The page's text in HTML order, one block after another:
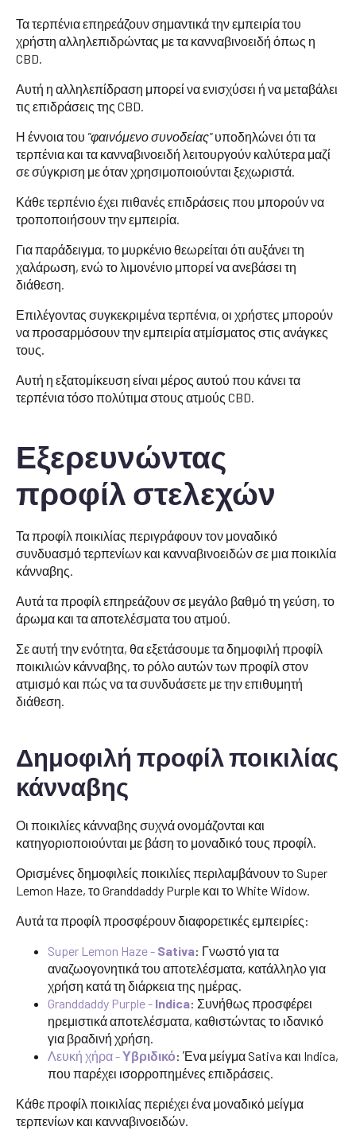
Τα τερπένια επηρεάζουν σημαντικά την εμπειρία του
χρήστη αλληλεπιδρώντας με τα κανναβινοειδή όπως η
CBD.
Αυτή η αλληλεπίδραση μπορεί να ενισχύσει ή να μεταβάλει
τις επιδράσεις της CBD.
Η έννοια του "φαινόμενο συνοδείας"υποδηλώνει ότι τα
τερπένια και τα κανναβινοειδή λειτουργούν καλύτερα μαζί
σε σύγκριση με όταν χρησιμοποιούνται ξεχωριστά.
Κάθε τερπένιο έχει πιθανές επιδράσεις που μπορούν να
τροποποιήσουν την εμπειρία.
Για παράδειγμα, το μυρκένιο θεωρείται ότι αυξάνει τη
χαλάρωση, ενώ το λιμονένιο μπορεί να ανεβάσει τη
διάθεση.
Επιλέγοντας συγκεκριμένα τερπένια, οι χρήστες μπορούν
να προσαρμόσουν την εμπειρία ατμίσματος στις ανάγκες
τους.
Αυτή η εξατομίκευση είναι μέρος αυτού που κάνει τα
τερπένια τόσο πολύτιμα στους ατμούς CBD.
Εξερευνώντας
προφίλ στελεχών
Τα προφίλ ποικιλίας περιγράφουν τον μοναδικό
συνδυασμό τερπενίων και κανναβινοειδών σε μια ποικιλία
κάνναβης.
Αυτά τα προφίλ επηρεάζουν σε μεγάλο βαθμό τη γεύση, το
άρωμα και τα αποτελέσματα του ατμού.
Σε αυτή την ενότητα, θα εξετάσουμε τα δημοφιλή προφίλ
ποικιλιών κάνναβης, το ρόλο αυτών των προφίλ στον
ατμισμό και πώς να τα συνδυάσετε με την επιθυμητή
διάθεση.
Δημοφιλή προφίλ ποικιλίας
κάνναβης
Οι ποικιλίες κάνναβης συχνά ονομάζονται και
κατηγοριοποιούνται με βάση το μοναδικό τους προφίλ.
Ορισμένες δημοφιλείς ποικιλίες περιλαμβάνουν το Super
Lemon Haze, το Granddaddy Purple και το White Widow.
Αυτά τα προφίλ προσφέρουν διαφορετικές εμπειρίες:
Super Lemon Haze - Sativa: Γνωστό για τα
αναζωογονητικά του αποτελέσματα, κατάλληλο για
χρήση κατά τη διάρκεια της ημέρας.
Granddaddy Purple - Indica: Συνήθως προσφέρει
ηρεμιστικά αποτελέσματα, καθιστώντας το ιδανικό
για βραδινή χρήση.
Λευκή χήρα -Υβριδικό: Ένα μείγμα Sativa και Indica,
που παρέχει ισορροπημένες επιδράσεις.
Κάθε προφίλ ποικιλίας περιέχει ένα μοναδικό μείγμα
τερπενίων και κανναβινοειδών.